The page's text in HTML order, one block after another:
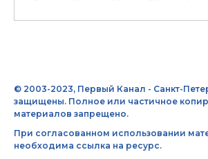
© 2003-2023, Первый Канал - Санкт-
защищены. Полное или частичное
материалов запрещено.
При согласованном использовании
необходима ссылка на ресурс.